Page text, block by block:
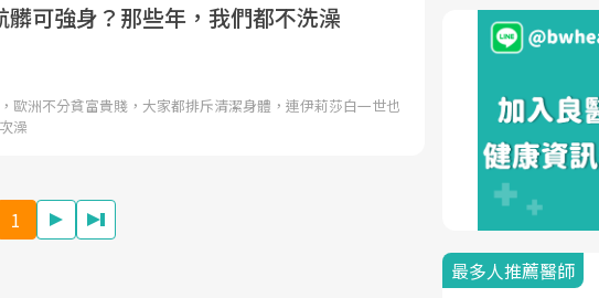
髒可強身？那些年，我們都不洗澡
歐洲不分貧富貴賤，大家都排斥清潔身體，連伊莉莎白一世也
澡
1
最多人推薦醫師